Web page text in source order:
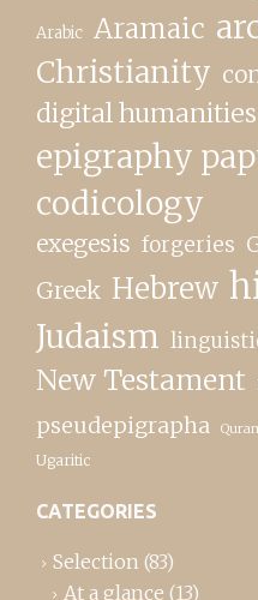
Arabic Aramaic
Christianity
digital humanities
epigraphy
codicology
exegesis forgeries
Greek Hebrew
Judaism
New Testament
pseudepigrapha Quran
Ugaritic
CATEGORIES
Selection (83)
At a glance (13)